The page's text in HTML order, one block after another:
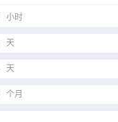
小时
天
天
个月